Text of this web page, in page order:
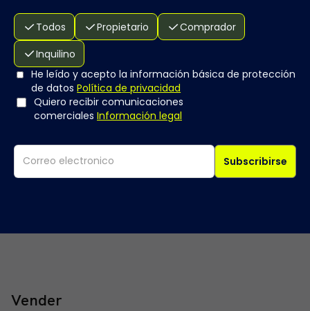
Todos Propietario
Comprador
Inquilino
He leído y acepto la información básica de protección
de datos Política de privacidad
Quiero recibir comunicaciones
comerciales Información legal
Subscribirse
Vender